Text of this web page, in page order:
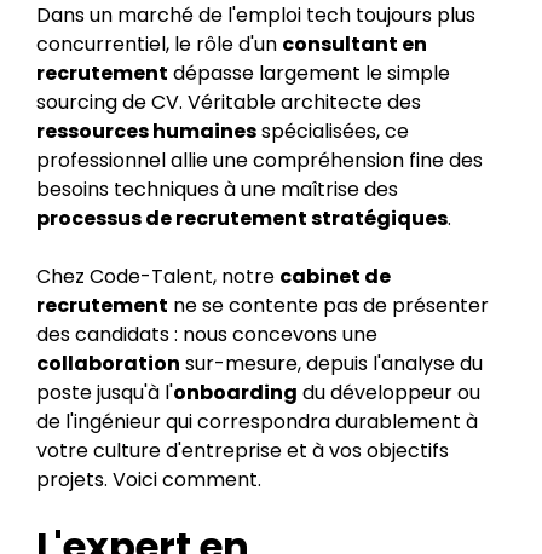
Dans un marché de l'emploi tech toujours plus
concurrentiel, le rôle d'un consultant en
recrutement dépasse largement le simple
sourcing de CV. Véritable architecte des
ressources humainesspécialisées, ce
professionnel allie une compréhension fine des
besoins techniques à une maîtrise des
processus de recrutement stratégiques.
Chez Code-Talent, notre cabinet de
recrutement ne se contente pas de présenter
des candidats : nous concevons une
collaboration sur-mesure, depuis l'analyse du
poste jusqu'à l'onboarding du développeur ou
de l'ingénieur qui correspondra durablement à
votre culture d'entreprise et à vos objectifs
projets. Voici comment.